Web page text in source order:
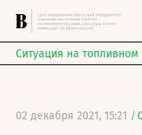
Ситуация на
02 декабря 2021, 15:21 /